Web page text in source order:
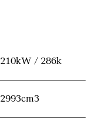
210kW / 286k
2993cm3